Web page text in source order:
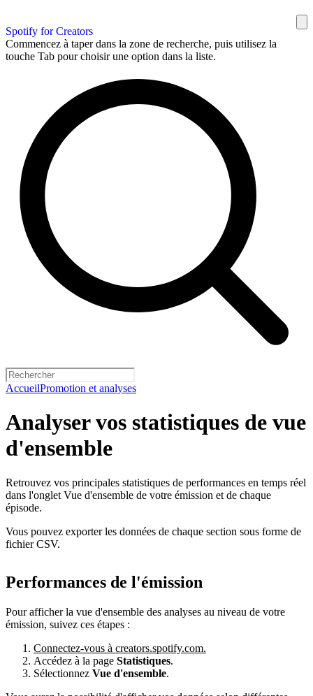
Spotify for Creators
Commencez à taper dans la zone de recherche, puis utilisez la
touche Tab pour choisir une option dans la liste.
AccueilPromotion et analyses
Analyser vos statistiques de vue
d'ensemble
Retrouvez vos principales statistiques de performances en temps réel
dans l'onglet Vue d'ensemble de votre émission et de chaque
épisode.
Vous pouvez exporter les données de chaque section sous forme de
fichier CSV.
Performances de l'émission
Pour afficher la vue d'ensemble des analyses au niveau de votre
émission, suivez ces étapes :
Connectez-vous à creators.spotify.com.
Accédez à la page Statistiques.
Sélectionnez Vue d'ensemble.